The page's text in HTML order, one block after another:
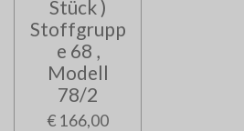
Stück )
Stoffgrupp
e 68 ,
Modell
78/2
€ 166,00